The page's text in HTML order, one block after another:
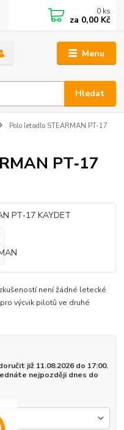
Menu
Hledat
0 ks
za 0,00 Kč
Polo letadlo STEARMAN PT‑17
PT‑17
není žádné letecké
výcvik pilotů ve druhé
již 11.08.2026 do 17:00.
nejpozději dnes do